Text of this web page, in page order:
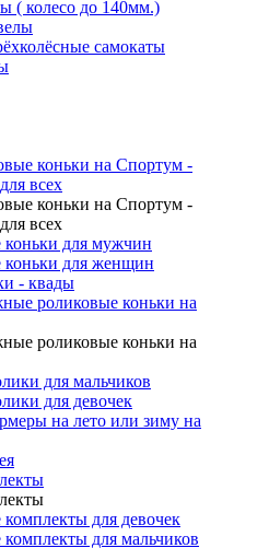
( колесо до 140мм.)
самокаты
коньки на Спортум -
всех
коньки на Спортум -
всех
коньки для мужчин
коньки для женщин
- квады
роликовые коньки на
роликовые коньки на
для мальчиков
для девочек
на лето или зиму на
для девочек
для мальчиков